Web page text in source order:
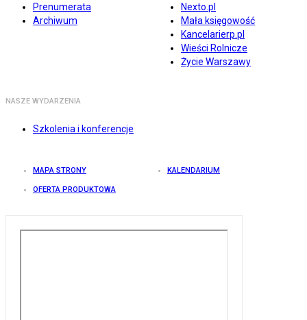
Prenumerata
Archiwum
Nexto.pl
Mała księgowość
Kancelarierp.pl
Wieści Rolnicze
Życie Warszawy
NASZE WYDARZENIA
Szkolenia i konferencje
MAPA STRONY KALENDARIUM
OFERTA PRODUKTOWA